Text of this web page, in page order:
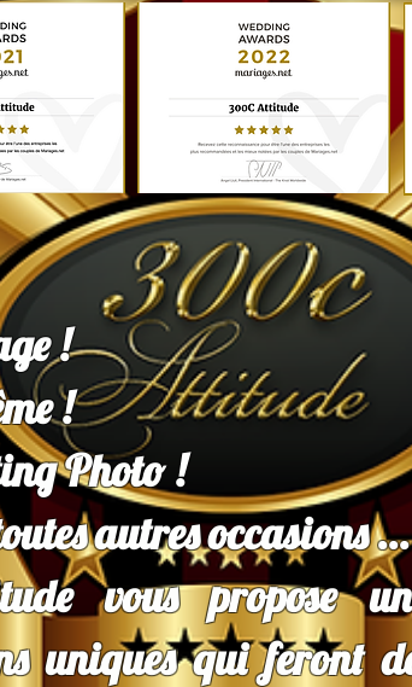
!
!
Photo !
autres occasions ...
vous propose
uniques qui feront